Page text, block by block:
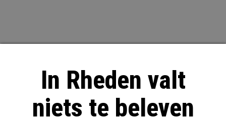
In Rheden valt
niets te beleven